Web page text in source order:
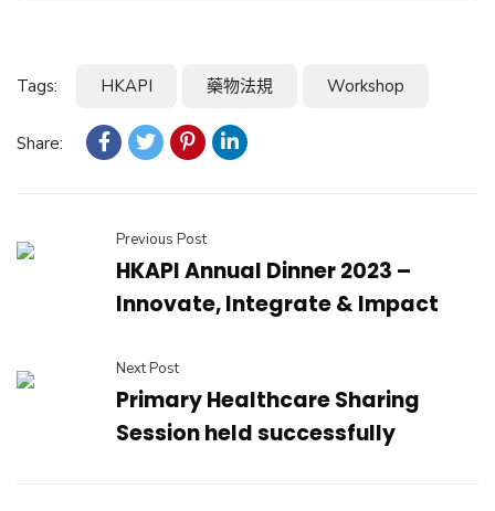
Tags: HKAPI 藥物法規 Workshop
Share:
Previous Post
HKAPI Annual Dinner 2023 –
Innovate, Integrate & Impact
Next Post
Primary Healthcare Sharing
Session held successfully